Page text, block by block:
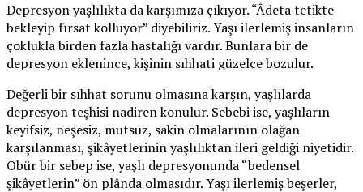
Depresyon yaşlılıkta da karşımıza çıkıyor. “Âdeta tetikte
bekleyip fırsat kolluyor” diyebiliriz. Yaşı ilerlemiş insanların
çoklukla birden fazla hastalığı vardır. Bunlara bir de
depresyon eklenince, kişinin sıhhati güzelce bozulur.
Değerli bir sıhhat sorunu olmasına karşın, yaşlılarda
depresyon teşhisi nadiren konulur. Sebebi ise, yaşlıların
keyifsiz, neşesiz, mutsuz, sakin olmalarının olağan
karşılanması, şikâyetlerinin yaşlılıktan ileri geldiği niyetidir.
Öbür bir sebep ise, yaşlı depresyonunda “bedensel
şikâyetlerin” ön plânda olmasıdır. Yaşı ilerlemiş beşerler,